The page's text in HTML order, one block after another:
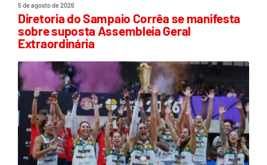
5 de agosto de 2026
Diretoria do Sampaio Corrêa se manifesta
sobre suposta Assembleia Geral
Extraordinária